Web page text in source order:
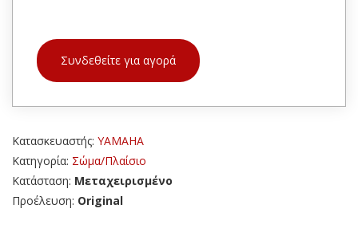
Συνδεθείτε για αγορά
Κατασκευαστής: YAMAHA
Κατηγορία: Σώμα/Πλαίσιο
Κατάσταση: Μεταχειρισμένο
Προέλευση: Original